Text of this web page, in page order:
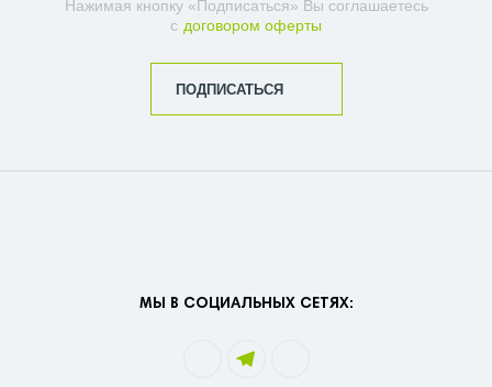
Нажимая кнопку «Подписаться» Вы соглашаетесь
с договором оферты
ПОДПИСАТЬСЯ
МЫ В СОЦИАЛЬНЫХ СЕТЯХ: